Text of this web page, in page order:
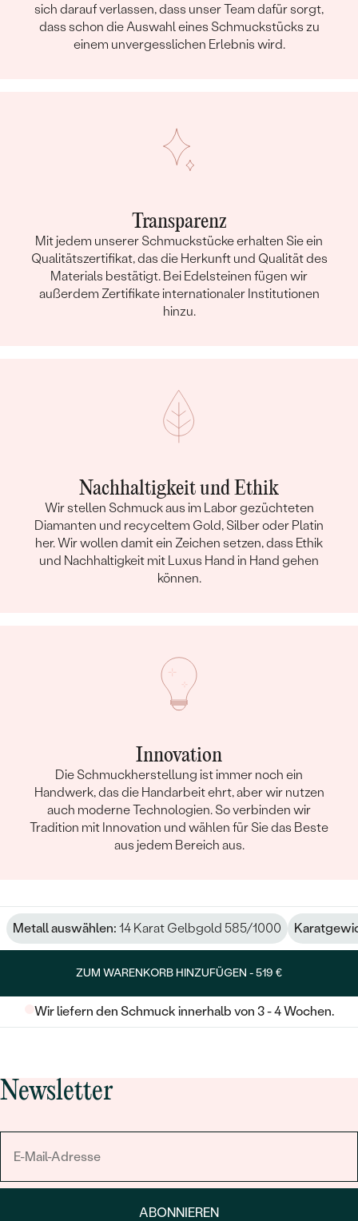
sich darauf verlassen, dass unser Team dafür sorgt,
dass schon die Auswahl eines Schmuckstücks zu
einem unvergesslichen Erlebnis wird.
Transparenz
Mit jedem unserer Schmuckstücke erhalten Sie ein
Qualitätszertifikat, das die Herkunft und Qualität des
Materials bestätigt. Bei Edelsteinen fügen wir
außerdem Zertifikate internationaler Institutionen
hinzu.
Nachhaltigkeit und Ethik
Wir stellen Schmuck aus im Labor gezüchteten
Diamanten und recyceltem Gold, Silber oder Platin
her. Wir wollen damit ein Zeichen setzen, dass Ethik
und Nachhaltigkeit mit Luxus Hand in Hand gehen
können.
Innovation
Die Schmuckherstellung ist immer noch ein
Handwerk, das die Handarbeit ehrt, aber wir nutzen
auch moderne Technologien. So verbinden wir
Tradition mit Innovation und wählen für Sie das Beste
aus jedem Bereich aus.
Metall auswählen: 14 Karat Gelbgold 585/1000
ZUM WARENKORB HINZUFÜGEN -519 €
Wir liefern den Schmuck innerhalb von 3 - 4 Wochen.
Newsletter
ABONNIEREN